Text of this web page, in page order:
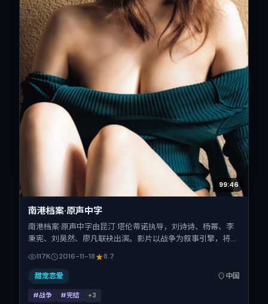
99:46
南港档案·原声中字
南港档案·原声中字由昆汀·塔伦蒂诺执导，刘诗诗、杨幂、李
秉宪、刘昊然、廖凡联袂出演。影片以战争为叙事引擎，将故
转。2016年11月18日于中国大陆首映（贺岁档前后），片长
172分钟，适合喜欢强情节与细腻表演的观众。
117K 2016-11-18 8.7
甜宠恋爱 中国
#战争 #完结 +3